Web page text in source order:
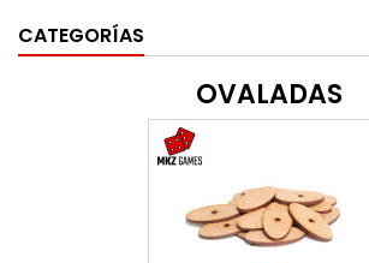
CATEGORÍAS
OVALADAS